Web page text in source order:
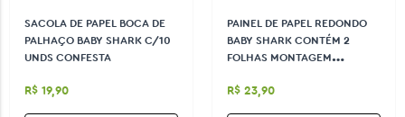
SACOLA DE PAPEL BOCA DE
PALHAÇO BABY SHARK C/10
UNDS CONFESTA
R$ 19,90
PAINEL DE PAPEL REDONDO
BABY SHARK CONTÉM 2
FOLHAS MONTAGEM
R$ 23,90